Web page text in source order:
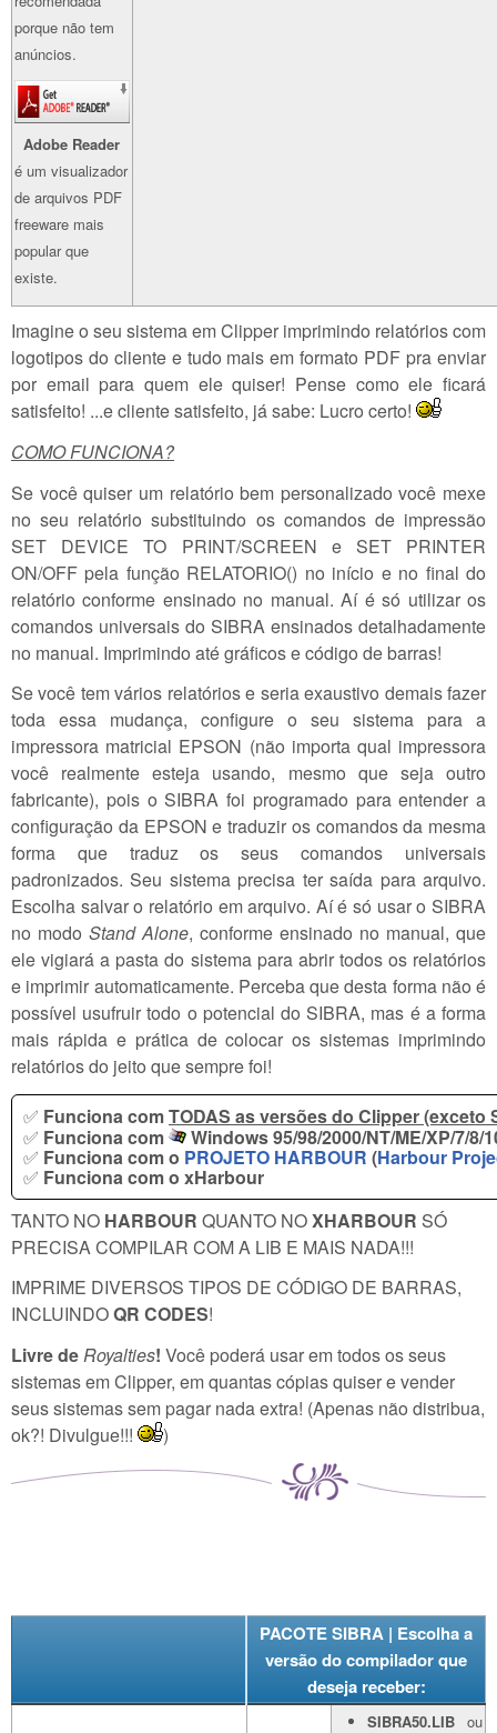
porque não tem
anúncios.
Adobe Reader
é um visualizador
de arquivos PDF
freeware mais
popular que
existe.
Imagine o seu sistema em Clipper imprimindo relatórios com
logotipos do cliente e tudo mais em formato PDF pra enviar
por email para quem ele quiser! Pense como ele ficará
satisfeito! ...e cliente satisfeito, já sabe: Lucro certo!
COMO FUNCIONA?
Se você quiser um relatório bem personalizado você mexe
no seu relatório substituindo os comandos de impressão
SET DEVICE TO PRINT/SCREEN e SET PRINTER
ON/OFF pela função RELATORIO() no início e no final do
relatório conforme ensinado no manual. Aí é só utilizar os
comandos universais do SIBRA ensinados detalhadamente
no manual. Imprimindo até gráficos e código de barras!
Se você tem vários relatórios e seria exaustivo demais fazer
toda essa mudança, configure o seu sistema para a
impressora matricial EPSON (não importa qual impressora
você realmente esteja usando, mesmo que seja outro
fabricante), pois o SIBRA foi programado para entender a
configuração da EPSON e traduzir os comandos da mesma
forma que traduz os seus comandos universais
padronizados. Seu sistema precisa ter saída para arquivo.
Escolha salvar o relatório em arquivo. Aí é só usar o SIBRA
no modo Stand Alone, conforme ensinado no manual, que
ele vigiará a pasta do sistema para abrir todos os relatórios
e imprimir automaticamente. Perceba que desta forma não é
possível usufruir todo o potencial do SIBRA, mas é a forma
mais rápida e prática de colocar os sistemas imprimindo
relatórios do jeito que sempre foi!
✅ Funciona comTODAS as versões do Clipper (exceto
✅ Funciona com Windows 95/98/2000/NT/ME/XP/7/8/
✅ Funciona com o PROJETO HARBOUR (Harbour
✅ Funciona com o xHarbour
TANTO NO HARBOUR QUANTO NOXHARBOUR SÓ
PRECISA COMPILAR COM A LIB E MAIS NADA!!!
IMPRIME DIVERSOS TIPOS DE CÓDIGO DE BARRAS,
INCLUINDOQR CODES!
Livre deRoyalties! Você poderá usar em todos os seus
sistemas em Clipper, em quantas cópias quiser e vender
seus sistemas sem pagar nada extra! (Apenas não distribua,
ok?! Divulgue!!!
)
PACOTE SIBRA | Escolha a
versão do compilador que
deseja receber:
SIBRA50.LIB ou